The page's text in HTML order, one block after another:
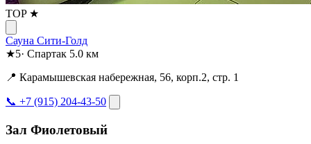
TOP ★
Сауна Сити-Голд
★5· Спартак 5.0 км
📍 Карамышевская набережная, 56, корп.2, стр. 1
📞 +7 (915) 204-43-50
Зал Фиолетовый